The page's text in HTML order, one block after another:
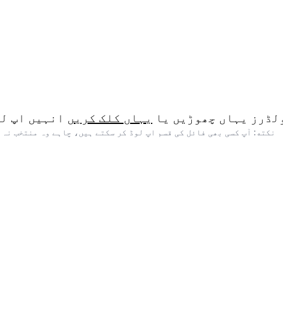
یہاں چھوڑیں یا یہاں کلک کریں انہیں اپ
نکته: آپ کسی بھی فائل کی قسم اپ لوڈ کر سکتے ہیں، چاہے وہ منتخب نہ